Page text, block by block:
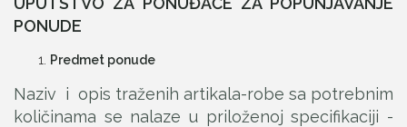
PONUDE
Predmet ponude
Naziv i opis traženih artikala-robe sa potrebnim
količinama se nalaze u priloženoj specifikaciji -